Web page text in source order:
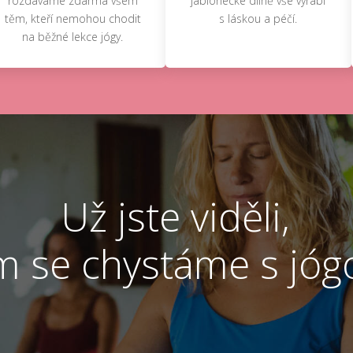
těm, kteří nemohou chodit
na běžné lekce jógy.
s láskou a péčí.
Už jste viděli,
se chystáme s